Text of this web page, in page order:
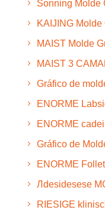
Sonning Molde
KAIJING Molde
MAIST Molde
MAIST 3
Gráfico de
ENORME
ENORME
Gráfico de
ENORME
Лdesidesese
RIESIGE